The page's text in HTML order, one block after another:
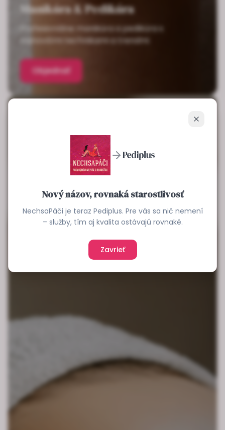
Zavrieť
Nový názov, rovnaká starostlivosť
NechsaPáči je teraz Pediplus. Pre vás sa nič nemení
– služby, tím aj kvalita ostávajú rovnaké.
Zavrieť
Manikúra & Pedikúra
Profesionálne manikúra a pedikúra s
najnovšími technikami a trendmi
Objednať